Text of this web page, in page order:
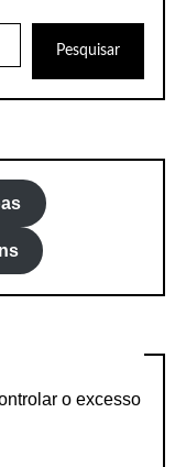
Pesquisar
o excesso